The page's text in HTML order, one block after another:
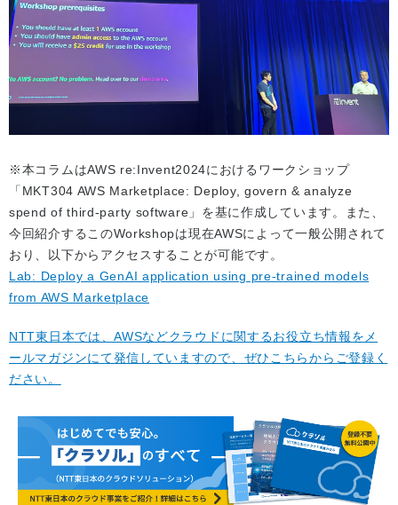
※本コラムはAWS re:Invent2024におけるワークショップ
「MKT304 AWS Marketplace: Deploy, govern & analyze
spend of third-party software」を基に作成しています。また、
今回紹介するこのWorkshopは現在AWSによって一般公開されて
おり、以下からアクセスすることが可能です。
Lab: Deploy a GenAI application using pre-trained models
from AWS Marketplace
NTT東日本では、AWSなどクラウドに関するお役立ち情報をメ
ールマガジンにて発信していますので、ぜひこちらからご登録く
ださい。